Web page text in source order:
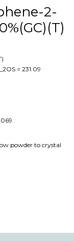
2-
= 231.09
powder to crystal
formunu